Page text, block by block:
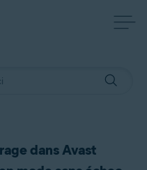
dans Avast